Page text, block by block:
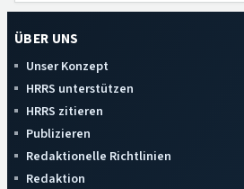
ÜBER UNS
Unser Konzept
HRRS unterstützen
HRRS zitieren
Publizieren
Redaktionelle Richtlinien
Redaktion